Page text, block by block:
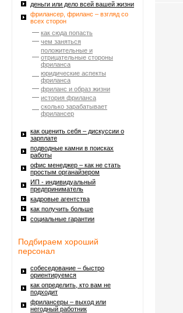
деньги или дело всей вашей жизни
фрилансер, фриланс – взгляд со
всех сторон
как сюда попасть
чем заняться
положительные и
отрицательные стороны
фриланса
юридические аспекты
фриланса
фриланс и образ жизни
история фриланса
сколько зарабатывает
фрилансер
как оценить себя – дискуссии о
зарплате
подводные камни в поисках
работы
офис менеджер – как не стать
простым органайзером
ИП - индивидуальный
предприниматель
кадровые агентства
как получить больше
социальные гарантии
Подбираем хороший
персонал
собеседование – быстро
ориентируемся
как определить, кто вам не
подходит
фрилансеры – выход или
негодный работник